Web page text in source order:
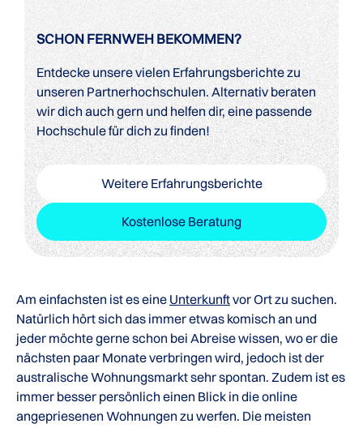
SCHON FERNWEH BEKOMMEN?
Entdecke unsere vielen Erfahrungsberichte zu
unseren Partnerhochschulen. Alternativ beraten
wir dich auch gern und helfen dir, eine passende
Hochschule für dich zu finden!
Weitere Erfahrungsberichte
Kostenlose Beratung
Am einfachsten ist es eine Unterkunftvor Ort zu suchen.
Natürlich hört sich das immer etwas komisch an und
jeder möchte gerne schon bei Abreise wissen, wo er die
nächsten paar Monate verbringen wird, jedoch ist der
australische Wohnungsmarkt sehr spontan. Zudem ist es
immer besser persönlich einen Blick in die online
angepriesenen Wohnungen zu werfen. Die meisten